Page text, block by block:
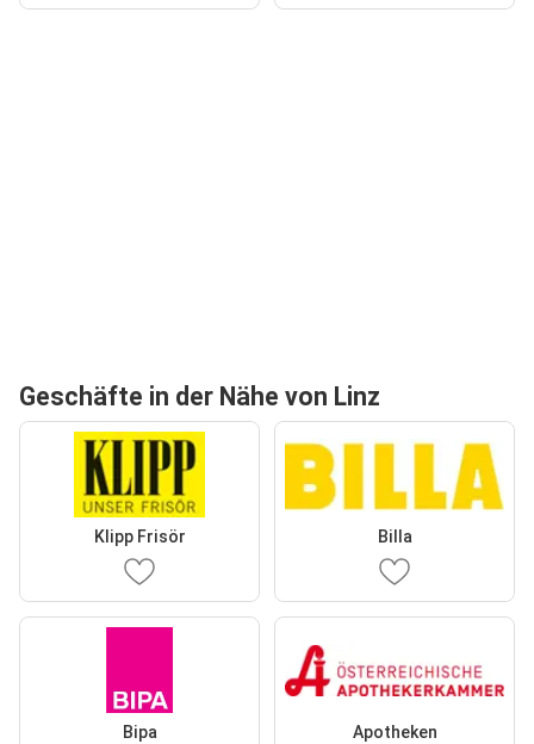
Geschäfte in der Nähe von Linz
Klipp Frisör Billa
Bipa Apotheken